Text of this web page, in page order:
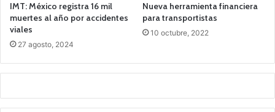
IMT: México registra 16 mil
muertes al año por accidentes
viales
27 agosto, 2024
Nueva herramienta financiera
para transportistas
10 octubre, 2022